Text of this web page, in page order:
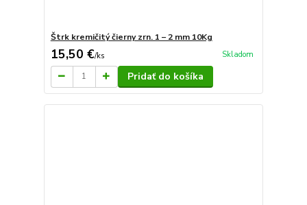
Štrk kremičitý čierny zrn. 1 – 2 mm 10Kg
15,50 €/ks Skladom
Pridať do košíka